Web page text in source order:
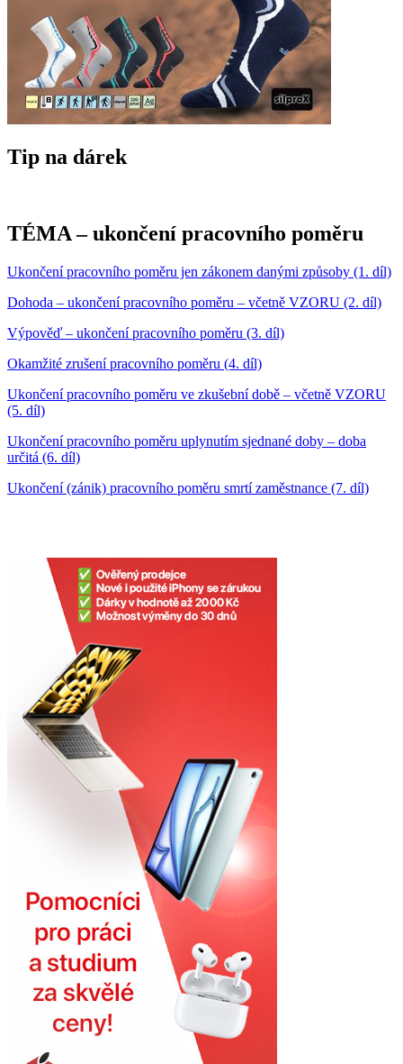
Tip na dárek
TÉMA – ukončení pracovního poměru
Ukončení pracovního poměru jen zákonem danými způsoby (1. díl)
Dohoda – ukončení pracovního poměru – včetně VZORU (2. díl)
Výpověď – ukončení pracovního poměru (3. díl)
Okamžité zrušení pracovního poměru (4. díl)
Ukončení pracovního poměru ve zkušební době – včetně VZORU
(5. díl)
Ukončení pracovního poměru uplynutím sjednané doby – doba
určitá (6. díl)
Ukončení (zánik) pracovního poměru smrtí zaměstnance (7. díl)